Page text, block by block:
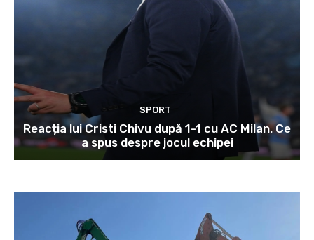
SPORT
Reacția lui Cristi Chivu după 1-1 cu AC Milan. Ce
a spus despre jocul echipei